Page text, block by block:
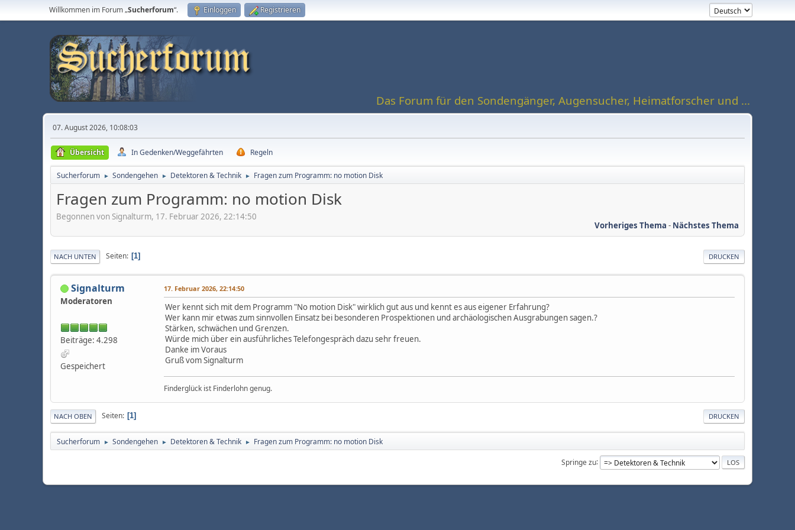
Willkommen im Forum „Sucherforum“. Einloggen Registrieren
Das Forum für den Sondengänger, Augensucher, Heimatforscher und ...
07. August 2026, 10:08:03
Übersicht In Gedenken/Weggefährten Regeln
Sucherforum ► Sondengehen ► Detektoren & Technik ► Fragen zum Programm: no motion Disk
Fragen zum Programm: no motion Disk
Begonnen von Signalturm, 17. Februar 2026, 22:14:50
Vorheriges Thema - Nächstes Thema
DRUCKEN
NACH UNTEN Seiten 1
Signalturm
Moderatoren
Beiträge: 4.298
Gespeichert
17. Februar 2026, 22:14:50
Wer kennt sich mit dem Programm "No motion Disk" wirklich gut aus und kennt es aus eigener Erfahrung?
Wer kann mir etwas zum sinnvollen Einsatz bei besonderen Prospektionen und archäologischen Ausgrabungen sagen.?
Stärken, schwächen und Grenzen.
Würde mich über ein ausführliches Telefongespräch dazu sehr freuen.
Danke im Voraus
Gruß vom Signalturm
Finderglück ist Finderlohn genug.
DRUCKEN
NACH OBEN Seiten 1
Sucherforum ► Sondengehen ► Detektoren & Technik ► Fragen zum Programm: no motion Disk
Springe zu